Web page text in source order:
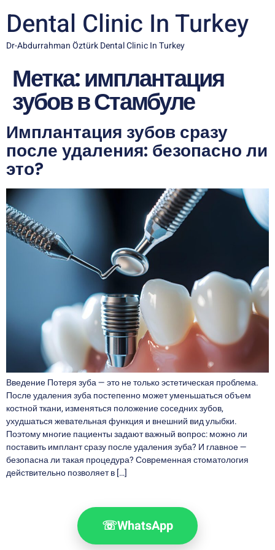
Dental Clinic In Turkey
Dr-Abdurrahman Öztürk Dental Clinic In Turkey
Метка:имплантация
зубов в Стамбуле
Имплантация зубов сразу
после удаления: безопасно ли
это?
Введение Потеря зуба — это не только эстетическая проблема.
После удаления зуба постепенно может уменьшаться объем
костной ткани, изменяться положение соседних зубов,
ухудшаться жевательная функция и внешний вид улыбки.
Поэтому многие пациенты задают важный вопрос: можно ли
поставить имплант сразу после удаления зуба? И главное —
безопасна ли такая процедура? Современная стоматология
действительно позволяет в […]
☏WhatsApp